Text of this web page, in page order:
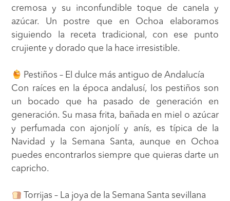
cremosa y su inconfundible toque de canela y
azúcar. Un postre que en Ochoa elaboramos
siguiendo la receta tradicional, con ese punto
crujiente y dorado que la hace irresistible.
Pestiños – El dulce más antiguo de Andalucía
Con raíces en la época andalusí, los pestiños son
un bocado que ha pasado de generación en
generación. Su masa frita, bañada en miel o azúcar
y perfumada con ajonjolí y anís, es típica de la
Navidad y la Semana Santa, aunque en Ochoa
puedes encontrarlos siempre que quieras darte un
capricho.
Torrijas – La joya de la Semana Santa sevillana